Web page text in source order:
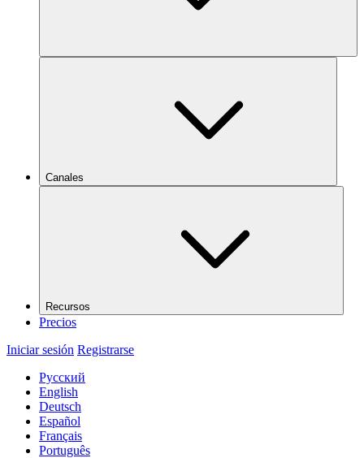
Canales
Recursos
Precios
Iniciar sesión Registrarse
Русский
English
Deutsch
Español
Français
Português